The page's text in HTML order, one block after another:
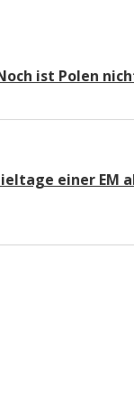
ist Polen
einer EM